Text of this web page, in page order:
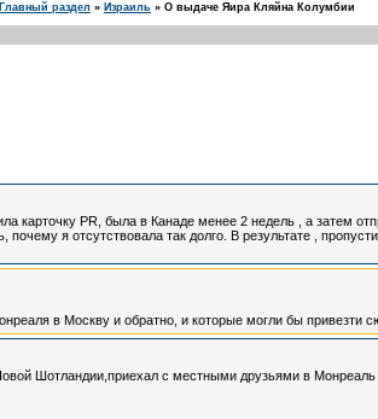
Главный раздел » Израиль » О выдаче Яира Кляйна Колумбии